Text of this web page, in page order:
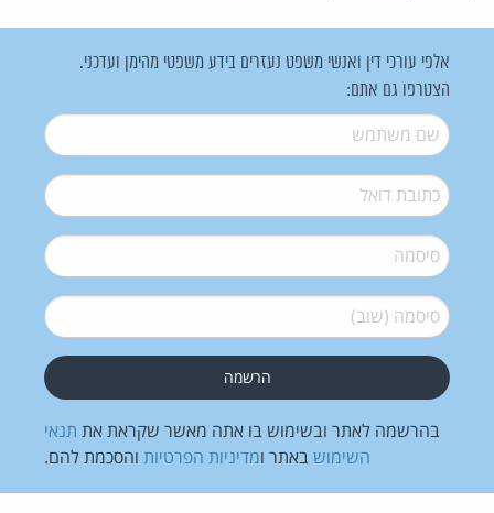
אלפי עורכי דין ואנשי משפט נעזרים בידע משפטי מהימן ועדכני.
הצטרפו גם אתם:
שם משתמש*
דואל*
סיסמה*
סיסמה (שוב)*
בהרשמה לאתר ובשימוש בו אתה מאשר שקראת את תנאי
השימוש באתר ומדיניות הפרטיות והסכמת להם.